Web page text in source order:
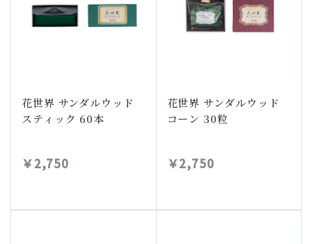
花世界 サンダルウッド
スティック 60本
￥2,750
花世界 サンダルウッド
コーン 30粒
￥2,750